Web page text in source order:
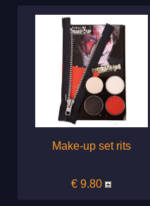
Make-up set rits
€ 9.80